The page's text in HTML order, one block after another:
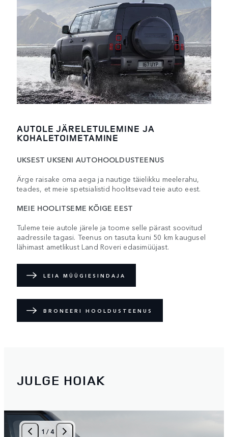
AUTOLE JÄRELETULEMINE JA
KOHALETOIMETAMINE
UKSEST UKSENI AUTOHOOLDUSTEENUS
Ärge raisake oma aega ja nautige täielikku meelerahu,
teades, et meie spetsialistid hoolitsevad teie auto eest.
MEIE HOOLITSEME KÕIGE EEST
Tuleme teie autole järele ja toome selle pärast soovitud
aadressile tagasi. Teenus on tasuta kuni 50 km kaugusel
lähimast ametlikust Land Roveri edasimüüjast.
LEIA MÜÜGIESINDAJA
BRONEERI HOOLDUSTEENUS
JULGE HOIAK
1 /4